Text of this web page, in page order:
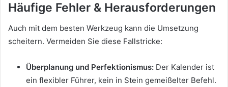
Häufige Fehler & Herausforderungen
Auch mit dem besten Werkzeug kann die Umsetzung
scheitern. Vermeiden Sie diese Fallstricke:
Überplanung und Perfektionismus: Der Kalender ist
ein flexibler Führer, kein in Stein gemeißelter Befehl.